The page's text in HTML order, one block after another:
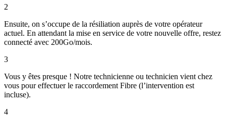
2
Ensuite, on s’occupe de la résiliation auprès de votre opérateur
actuel. En attendant la mise en service de votre nouvelle offre, restez
connecté avec 200Go/mois.
3
Vous y êtes presque ! Notre technicienne ou technicien vient chez
vous pour effectuer le raccordement Fibre (l’intervention est
incluse).
4